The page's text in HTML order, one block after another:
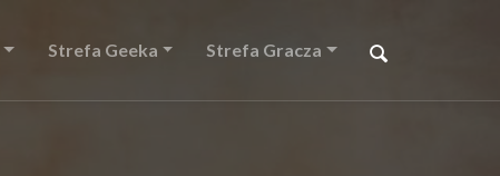
Strefa Geeka Strefa Gracza